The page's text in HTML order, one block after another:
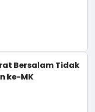
Bersalam Tidak
ke-MK